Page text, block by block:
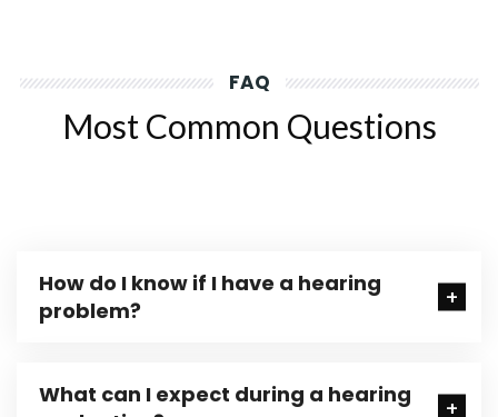
FAQ
Most Common Questions
How do I know if I have a hearing
problem?
What can I expect during a hearing